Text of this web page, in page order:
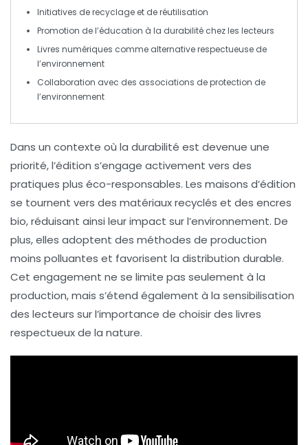
Initiatives de recyclage et de réutilisation
Promotion de l’éducation à la durabilité chez les lecteurs
Livres numériques comme alternative respectueuse de
l’environnement
Collaboration avec des associations de protection de
l’environnement
Dans un contexte où la durabilité est devenue une
priorité, l’édition s’engage activement vers des
pratiques plus éco-responsables. Les maisons d’édition
se tournent vers des matériaux recyclés et des encres
bio, réduisant ainsi leur impact sur l’environnement. De
plus, elles adoptent des méthodes de production
moins polluantes et favorisent la distribution durable.
Cet engagement ne se limite pas seulement à la
production, mais s’étend également à la sensibilisation
des lecteurs sur l’importance de choisir des livres
respectueux de la nature.